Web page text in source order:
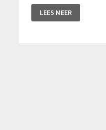
LOOP
BREIDT
LEES MEER